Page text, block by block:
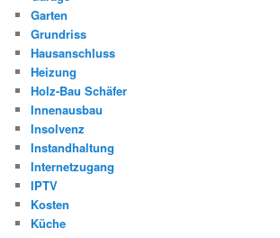
Garten
Grundriss
Hausanschluss
Heizung
Holz-Bau Schäfer
Innenausbau
Insolvenz
Instandhaltung
Internetzugang
IPTV
Kosten
Küche